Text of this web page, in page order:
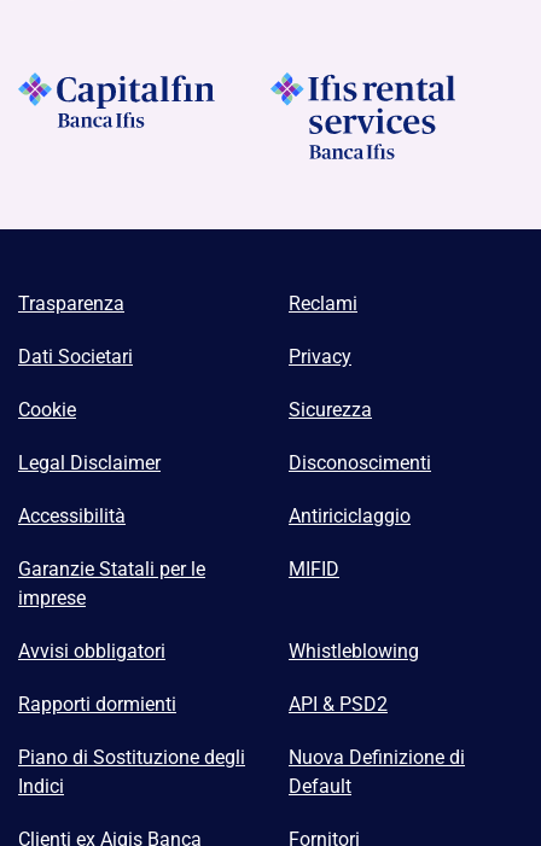
Trasparenza Reclami
Dati Societari Privacy
Cookie Sicurezza
Legal Disclaimer Disconoscimenti
Accessibilità Antiriciclaggio
Garanzie Statali per le
imprese
MIFID
Avvisi obbligatori Whistleblowing
Rapporti dormienti API & PSD2
Piano di Sostituzione degli
Indici
Nuova Definizione di
Default
Clienti ex Aigis Banca Fornitori